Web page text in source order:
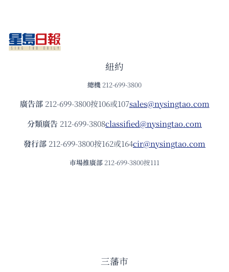
紐約
總機 212-699-3800
廣告部212-699-3800按106或107sales@nysingtao.com
分類廣告 212-699-3808classified@nysingtao.com
發⾏部 212-699-3800按162或164cir@nysingtao.com
市場推廣部 212-699-3800按111
三藩市